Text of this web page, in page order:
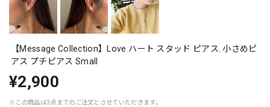
【Message Collection】Love ハート スタッド ピアス. 小さめピ
アス プチピアス Small
¥2,900
※この商品は3点までのご注文とさせていただきます。